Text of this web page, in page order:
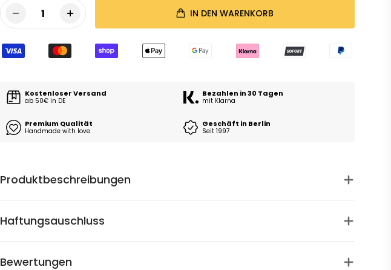
1 IN DEN WARENKORB
Kostenloser Versand
ab 50€ in DE
Bezahlen in 30 Tagen
mit Klarna
Premium Qualität
Handmade with love
Geschäft in Berlin
Seit 1997
Produktbeschreibungen
Haftungsauschluss
Bewertungen